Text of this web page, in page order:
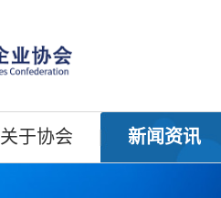
关于协会 新闻资讯